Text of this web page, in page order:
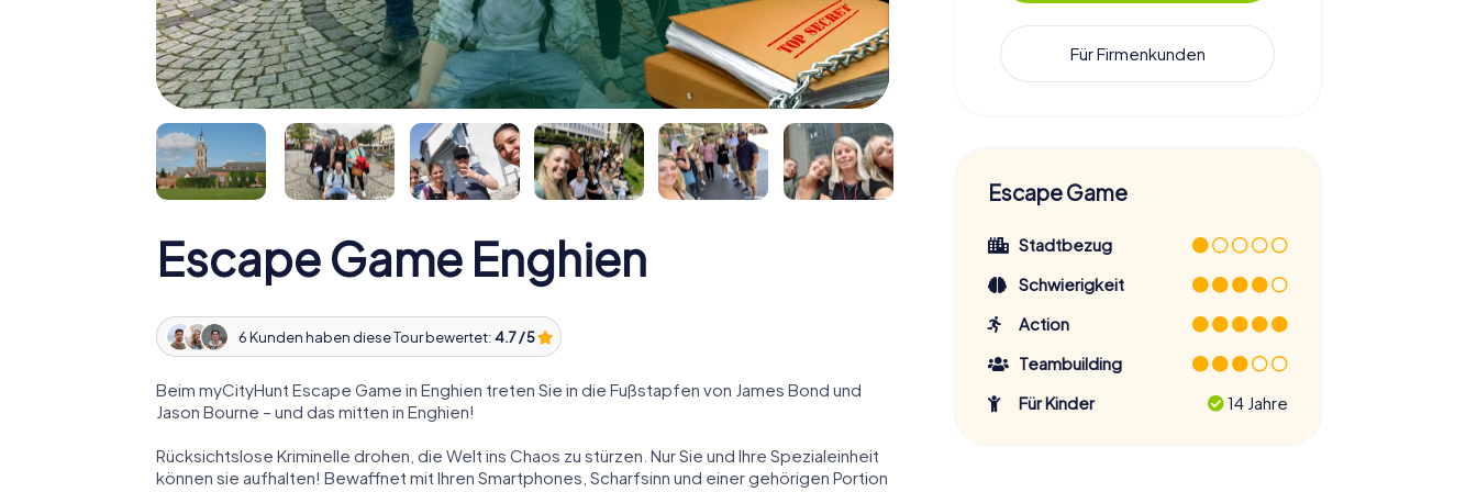
Escape Game Enghien
6 Kunden haben diese Tour bewertet: 4.7 / 5
Beim myCityHunt Escape Game in Enghien treten Sie in die Fußstapfen von James Bond und
Jason Bourne – und das mitten in Enghien!
Rücksichtslose Kriminelle drohen, die Welt ins Chaos zu stürzen. Nur Sie und Ihre Spezialeinheit
können sie aufhalten! Bewaffnet mit Ihren Smartphones, Scharfsinn und einer gehörigen Portion
Für Firmenkunden
Escape Game
Stadtbezug
Schwierigkeit
Action
Teambuilding
Für Kinder
14 Jahre